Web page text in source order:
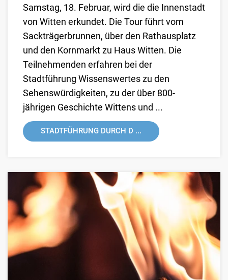
Samstag, 18. Februar, wird die die Innenstadt
von Witten erkundet. Die Tour führt vom
Sackträgerbrunnen, über den Rathausplatz
und den Kornmarkt zu Haus Witten. Die
Teilnehmenden erfahren bei der
Stadtführung Wissenswertes zu den
Sehenswürdigkeiten, zu der über 800-
jährigen Geschichte Wittens und ...
STADTFÜHRUNG DURCH D ...